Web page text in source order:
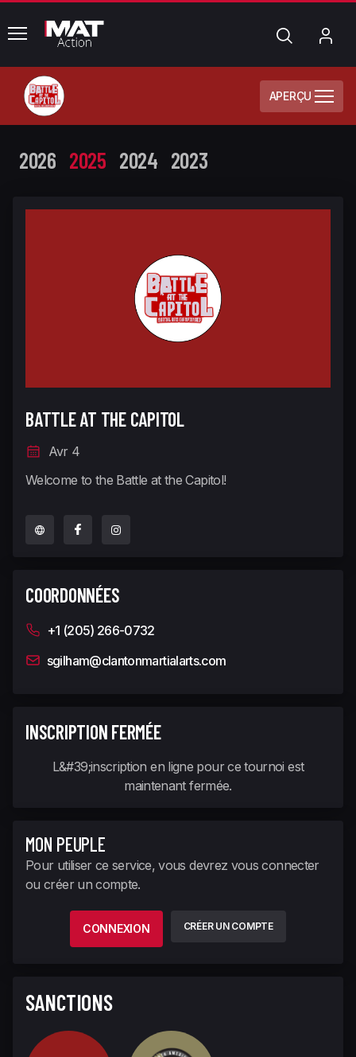
common.menu Chercher
APERÇU
2026 2025 2024 2023
BATTLE AT THE CAPITOL
Avr 4
Welcome to the Battle at the Capitol!
COORDONNÉES
+1 (205) 266-0732
sgilham@clantonmartialarts.com
INSCRIPTION FERMÉE
L&#39;inscription en ligne pour ce tournoi est
maintenant fermée.
MON PEUPLE
Pour utiliser ce service, vous devrez vous connecter
ou créer un compte.
CONNEXION CRÉER UN COMPTE
SANCTIONS